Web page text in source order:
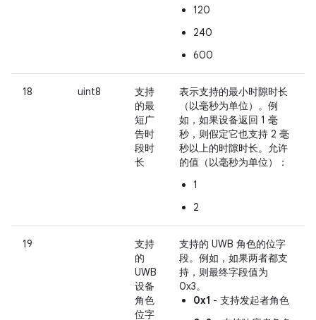
120
240
600
18 uint8
支持
的最
短广
告时
段时
长
表示支持的最小时隙时长
（以毫秒为单位）。例
如，如果设备返回 1 毫
秒，则假定它也支持 2 毫
秒以上的时隙时长。允许
的值（以毫秒为单位）：
1
2
19
支持
的
UWB
设备
角色
位字
支持的 UWB 角色的位字
段。例如，如果两者都支
持，则最终字段值为
0x3。
0x1 - 支持发起者角色